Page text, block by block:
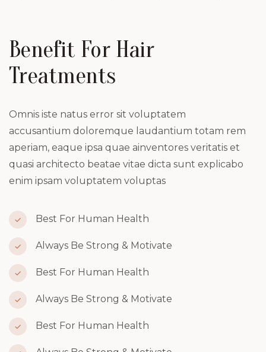
Benefit For Hair
Treatments
Omnis iste natus error sit voluptatem
accusantium doloremque laudantium totam rem
aperiam, eaque ipsa quae ainventores veritatis et
quasi architecto beatae vitae dicta sunt explicabo
enim ipsam voluptatem voluptas
Best For Human Health
Always Be Strong & Motivate
Best For Human Health
Always Be Strong & Motivate
Best For Human Health